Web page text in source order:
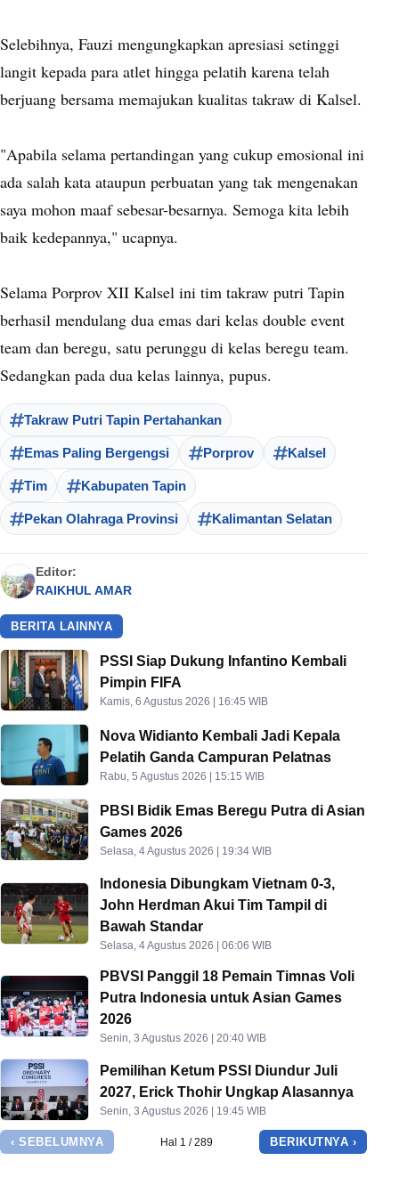
Selebihnya, Fauzi mengungkapkan apresiasi setinggi
langit kepada para atlet hingga pelatih karena telah
berjuang bersama memajukan kualitas takraw di Kalsel.
"Apabila selama pertandingan yang cukup emosional ini
ada salah kata ataupun perbuatan yang tak mengenakan
saya mohon maaf sebesar-besarnya. Semoga kita lebih
baik kedepannya," ucapnya.
Selama Porprov XII Kalsel ini tim takraw putri Tapin
berhasil mendulang dua emas dari kelas double event
team dan beregu, satu perunggu di kelas beregu team.
Sedangkan pada dua kelas lainnya, pupus.
Takraw Putri Tapin Pertahankan
Emas Paling Bergengsi Porprov Kalsel
Tim Kabupaten Tapin
Pekan Olahraga Provinsi Kalimantan Selatan
Editor:
RAIKHUL AMAR
BERITA LAINNYA
PSSI Siap Dukung Infantino Kembali
Pimpin FIFA
Kamis, 6 Agustus 2026 | 16:45 WIB
Nova Widianto Kembali Jadi Kepala
Pelatih Ganda Campuran Pelatnas
Rabu, 5 Agustus 2026 | 15:15 WIB
PBSI Bidik Emas Beregu Putra di Asian
Games 2026
Selasa, 4 Agustus 2026 | 19:34 WIB
Indonesia Dibungkam Vietnam 0-3,
John Herdman Akui Tim Tampil di
Bawah Standar
Selasa, 4 Agustus 2026 | 06:06 WIB
PBVSI Panggil 18 Pemain Timnas Voli
Putra Indonesia untuk Asian Games
2026
Senin, 3 Agustus 2026 | 20:40 WIB
Pemilihan Ketum PSSI Diundur Juli
2027, Erick Thohir Ungkap Alasannya
Senin, 3 Agustus 2026 | 19:45 WIB
‹ SEBELUMNYA Hal 1 / 289 BERIKUTNYA ›